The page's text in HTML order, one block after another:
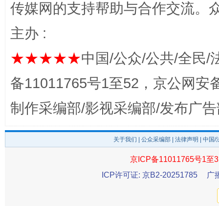
完善运行机制助力责任有效落实 一纸欠
传媒网的支持帮助与合作交流。
主办 :
★★★★★中国/公众/公共/全民/
备11011765号1至52，京公网安
制作采编部/影视采编部/发布广
关于我们 公众采编部 法律声明 | 中国
京ICP备11011765号1至
ICP许可证: 京B2-20251785
广